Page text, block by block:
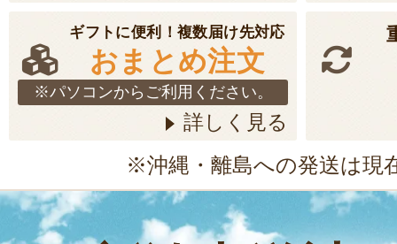
ギフトに便利！複数届け先対応
おまとめ注文
※パソコンからご利用ください。
詳しく見る
※沖縄・離島への発送は現